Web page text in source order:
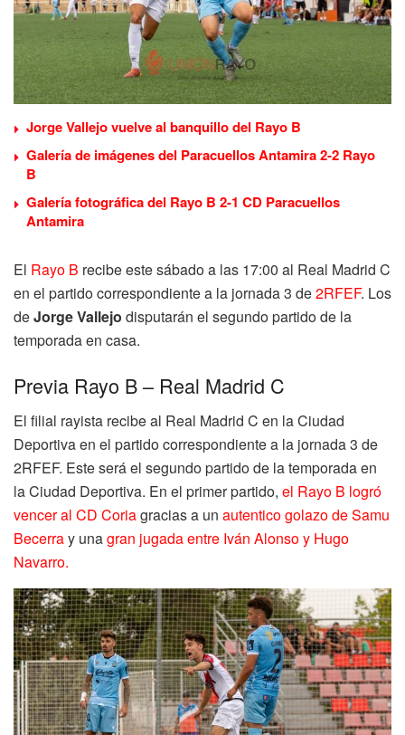
Jorge Vallejo vuelve al banquillo del Rayo B
Galería de imágenes del Paracuellos Antamira 2-2 Rayo
B
Galería fotográfica del Rayo B 2-1 CD Paracuellos
Antamira
El Rayo B recibe este sábado a las 17:00 al Real Madrid C
en el partido correspondiente a la jornada 3 de2RFEF. Los
deJorge Vallejo disputarán el segundo partido de la
temporada en casa.
Previa Rayo B – Real Madrid C
El filial rayista recibe al Real Madrid C en la Ciudad
Deportiva en el partido correspondiente a la jornada 3 de
2RFEF. Este será el segundo partido de la temporada en
la Ciudad Deportiva. En el primer partido, el Rayo B logró
vencer al CD Coriagracias a un autentico golazo de Samu
Becerray unagran jugada entre Iván Alonso y Hugo
Navarro.